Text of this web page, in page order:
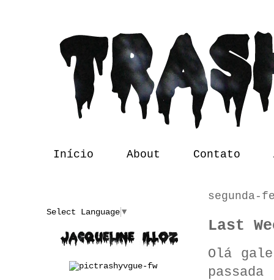
Início About Contato
segunda-
Last
Olá
Select Language▼